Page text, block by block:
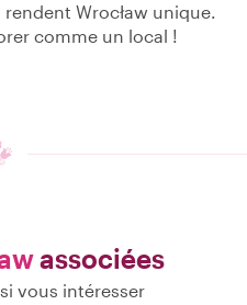
Wrocław unique.
comme un local !
associées
vous intéresser